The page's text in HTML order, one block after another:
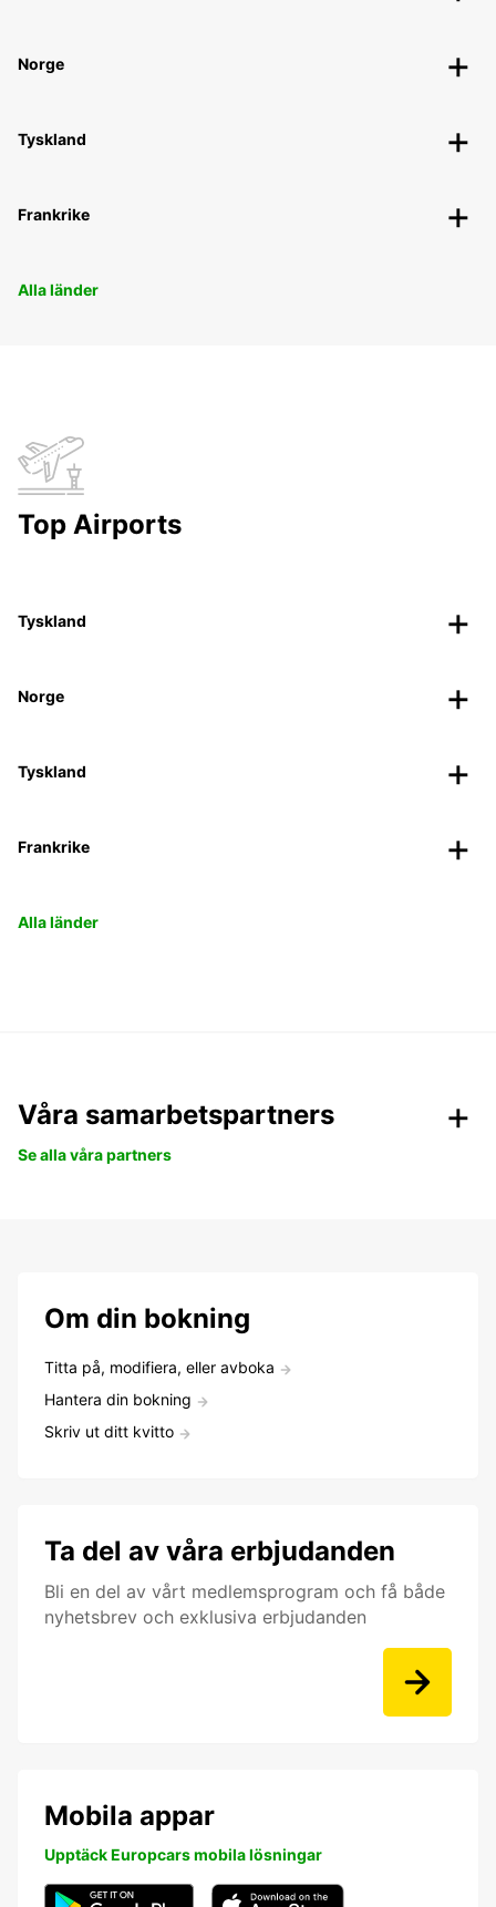
Norge
Tyskland
Frankrike
Alla länder
Top Airports
Tyskland
Norge
Tyskland
Frankrike
Alla länder
Våra samarbetspartners
Se alla våra partners
Om din bokning
Titta på, modifiera, eller avboka
Hantera din bokning
Skriv ut ditt kvitto
Ta del av våra erbjudanden
Bli en del av vårt medlemsprogram och få både
nyhetsbrev och exklusiva erbjudanden
Mobila appar
Upptäck Europcars mobila lösningar